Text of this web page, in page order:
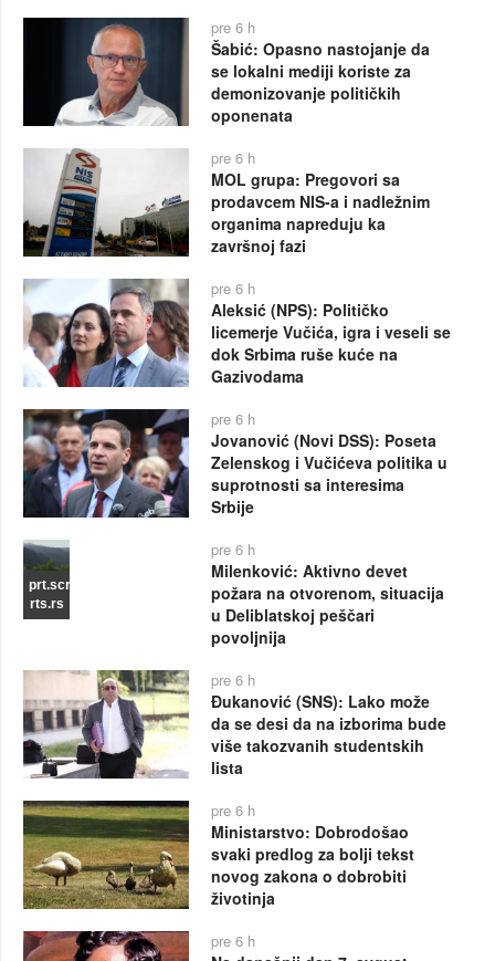
pre 6 h
Šabić: Opasno nastojanje da
se lokalni mediji koriste za
demonizovanje političkih
oponenata
pre 6 h
MOL grupa: Pregovori sa
prodavcem NIS-a i nadležnim
organima napreduju ka
završnoj fazi
pre 6 h
Aleksić (NPS): Političko
licemerje Vučića, igra i veseli se
dok Srbima ruše kuće na
Gazivodama
pre 6 h
Jovanović (Novi DSS): Poseta
Zelenskog i Vučićeva politika u
suprotnosti sa interesima
Srbije
prt.scr
rts.rs
pre 6 h
Milenković: Aktivno devet
požara na otvorenom, situacija
u Deliblatskoj peščari
povoljnija
pre 6 h
Đukanović (SNS): Lako može
da se desi da na izborima bude
više takozvanih studentskih
lista
pre 6 h
Ministarstvo: Dobrodošao
svaki predlog za bolji tekst
novog zakona o dobrobiti
životinja
pre 6 h